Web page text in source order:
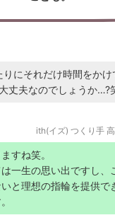
りにそれだけ時間をか
丈夫なのでしょうか…?
ith(イズ) つくり手
すね笑。
一生の思い出ですし、
と理想の指輪を提供で